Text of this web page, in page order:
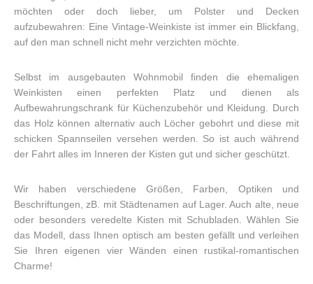
möchten oder doch lieber, um Polster und Decken
aufzubewahren: Eine Vintage-Weinkiste ist immer ein Blickfang,
auf den man schnell nicht mehr verzichten möchte.
Selbst im ausgebauten Wohnmobil finden die ehemaligen
Weinkisten einen perfekten Platz und dienen als
Aufbewahrungschrank für Küchenzubehör und Kleidung. Durch
das Holz können alternativ auch Löcher gebohrt und diese mit
schicken Spannseilen versehen werden. So ist auch während
der Fahrt alles im Inneren der Kisten gut und sicher geschützt.
Wir haben verschiedene Größen, Farben, Optiken und
Beschriftungen, zB. mit Städtenamen auf Lager. Auch alte, neue
oder besonders veredelte Kisten mit Schubladen. Wählen Sie
das Modell, dass Ihnen optisch am besten gefällt und verleihen
Sie Ihren eigenen vier Wänden einen rustikal-romantischen
Charme!